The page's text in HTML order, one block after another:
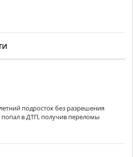
подросток без разрешения
в ДТП, получив переломы